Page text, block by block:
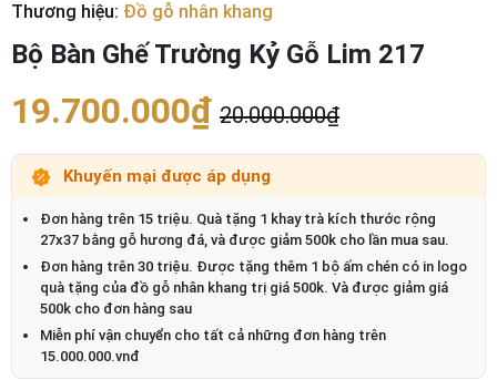
Thương hiệu: Đồ gỗ nhân khang
Bộ Bàn Ghế Trường Kỷ Gỗ Lim 217
19.700.000₫ 20.000.000₫
Khuyến mại được áp dụng
Đơn hàng trên 15 triệu. Quà tặng 1 khay trà kích thước rộng
27x37 bằng gỗ hương đá, và được giảm 500k cho lần mua sau.
Đơn hàng trên 30 triệu. Được tặng thêm 1 bộ ấm chén có in logo
quà tặng của đồ gỗ nhân khang trị giá 500k. Và được giảm giá
500k cho đơn hàng sau
Miễn phí vận chuyển cho tất cả những đơn hàng trên
15.000.000.vnđ